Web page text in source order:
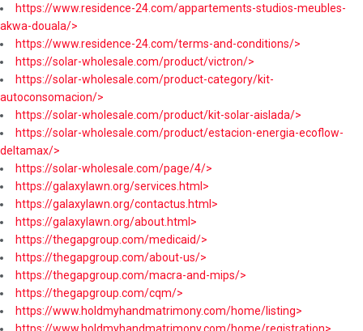
https://www.residence-24.com/appartements-studios-meubles-
akwa-douala/>
https://www.residence-24.com/terms-and-conditions/>
https://solar-wholesale.com/product/victron/>
https://solar-wholesale.com/product-category/kit-
autoconsomacion/>
https://solar-wholesale.com/product/kit-solar-aislada/>
https://solar-wholesale.com/product/estacion-energia-ecoflow-
deltamax/>
https://solar-wholesale.com/page/4/>
https://galaxylawn.org/services.html>
https://galaxylawn.org/contactus.html>
https://galaxylawn.org/about.html>
https://thegapgroup.com/medicaid/>
https://thegapgroup.com/about-us/>
https://thegapgroup.com/macra-and-mips/>
https://thegapgroup.com/cqm/>
https://www.holdmyhandmatrimony.com/home/listing>
https://www.holdmyhandmatrimony.com/home/registration>